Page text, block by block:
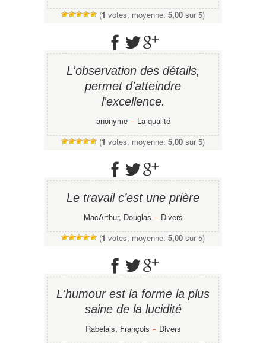
(1 votes, moyenne: 5,00 sur 5)
L'observation des détails,
permet d'atteindre
l'excellence.
anonyme− La qualité
(1 votes, moyenne: 5,00 sur 5)
Le travail c’est une prière
MacArthur, Douglas − Divers
(1 votes, moyenne: 5,00 sur 5)
L'humour est la forme la plus
saine de la lucidité
Rabelais, François − Divers